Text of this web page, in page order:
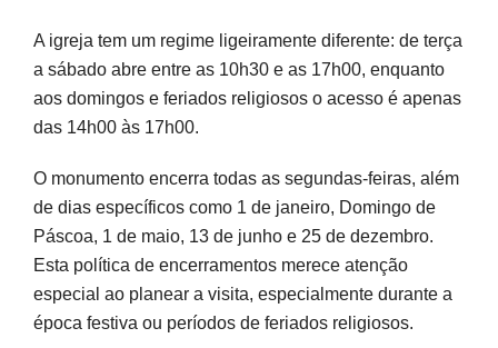
A igreja tem um regime ligeiramente diferente: de terça
a sábado abre entre as 10h30 e as 17h00, enquanto
aos domingos e feriados religiosos o acesso é apenas
das 14h00 às 17h00.
O monumento encerra todas as segundas-feiras, além
de dias específicos como 1 de janeiro, Domingo de
Páscoa, 1 de maio, 13 de junho e 25 de dezembro.
Esta política de encerramentos merece atenção
especial ao planear a visita, especialmente durante a
época festiva ou períodos de feriados religiosos.